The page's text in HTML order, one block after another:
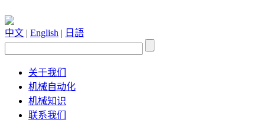
中文 | English | 日語
关于我们
机械自动化
机械知识
联系我们